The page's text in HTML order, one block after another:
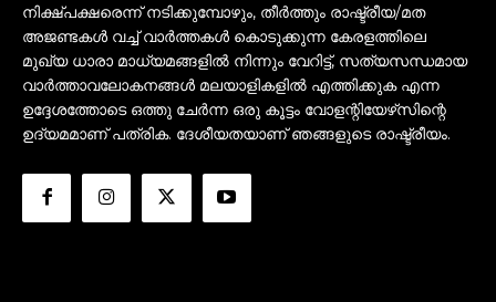
നിക്ഷ്പക്ഷരെന്ന് നടിക്കുമ്പോഴും, തീർത്തും രാഷ്ട്രീയ/മത
അജണ്ടകൾ വച്ച് വാർത്തകൾ കൊടുക്കുന്ന കേരളത്തിലെ
മുഖ്യ ധാരാ മാധ്യമങ്ങളിൽ നിന്നും വേറിട്ട്, സത്യസന്ധമായ
വാർത്താവലോകനങ്ങൾ മലയാളികളിൽ എത്തിക്കുക എന്ന
ഉദ്ദേശത്തോടെ ഒത്തു ചേർന്ന ഒരു കൂട്ടം വോളന്റിയേഴ്‌സിന്റെ
ഉദ്യമമാണ് പത്രിക. ദേശീയതയാണ് ഞങ്ങളുടെ രാഷ്ട്രീയം.